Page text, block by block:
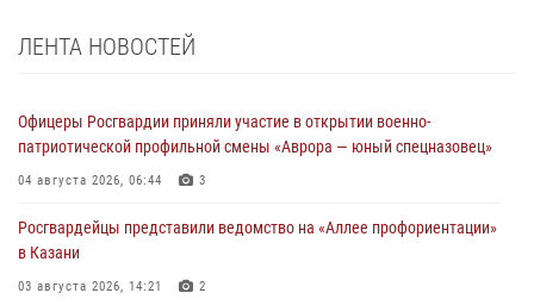
ЛЕНТА НОВОСТЕЙ
Офицеры Росгвардии приняли участие в открытии военно-
патриотической профильной смены «Аврора — юный спецназовец»
04 августа 2026, 06:44 3
Росгвардейцы представили ведомство на «Аллее профориентации»
в Казани
03 августа 2026, 14:21 2